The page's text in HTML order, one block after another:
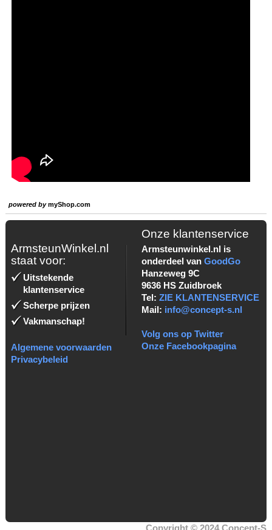
powered bymyShop.com
ArmsteunWinkel.nl
staat voor:
Uitstekende
klantenservice
Scherpe prijzen
Vakmanschap!
Algemene voorwaarden
Privacybeleid
Onze klantenservice
Armsteunwinkel.nl is
onderdeel van GoodGo
Hanzeweg 9C
9636 HS Zuidbroek
Tel: ZIE KLANTENSERVICE
Mail: info@concept-s.nl
Volg ons op Twitter
Onze Facebookpagina